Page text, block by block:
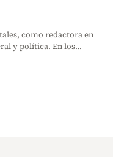
como redactora en
y política. En los